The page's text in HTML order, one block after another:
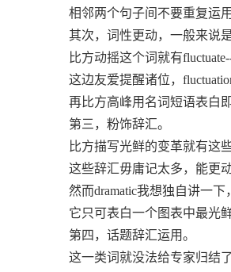
相邻两个句子间不要重复运
其次，词性更动，一般来说
比方动摇这个词就有
这边友爱提醒诸位，
再比方高峰用名词短语表白即
第三，粉饰辞汇。
比方描写光鲜的变革就有这些
这些辞汇毋庸记太多，能更
然而dramatic我想独自讲一
它只可表白一个图表中最光
第四，话题辞汇运用。
这一类词就没法给专家归结